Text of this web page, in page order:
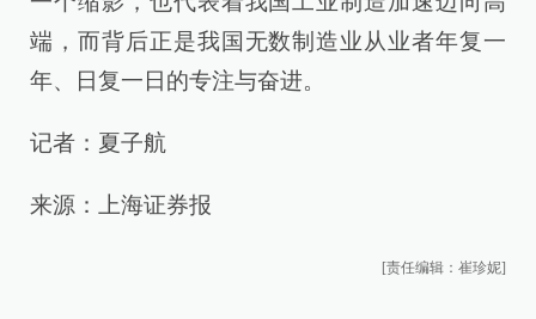
端，而背后正是我国无数制造业从业者年复一
年、日复一日的专注与奋进。
记者：夏子航
来源：上海证券报
[责任编辑：崔珍妮]